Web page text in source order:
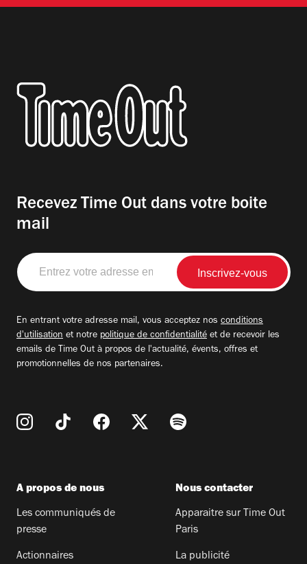
Recevez Time Out dans votre boite
mail
Entrez
votre
adresse
En entrant votre adresse mail, vous acceptez nos conditions
d'utilisation et notre politique de confidentialité et de recevoir les
emails de Time Out à propos de l'actualité, évents, offres et
promotionnelles de nos partenaires.
A propos de nous
Les communiqués de
presse
Actionnaires
Nous contacter
Apparaitre sur Time Out
Paris
La publicité